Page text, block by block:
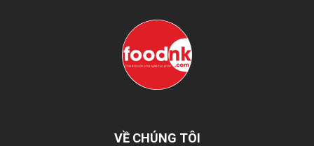
VỀ CHÚNG TÔI